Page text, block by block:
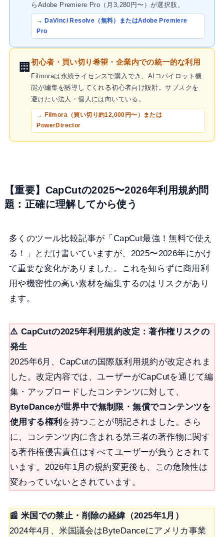
らAdobe Premiere Pro（月3,280円〜）が選択肢。
→ DaVinci Resolve（無料）またはAdobe Premiere
Pro
🏢初心者・買い切り希望・企業内での統一的な利用
Filmoraは永続ライセンスで購入でき、AIコパイロット機
能が編集を誘導してくれる初心者向け設計。サブスクを
避けたい法人・個人には向いている。
→ Filmora（買い切り約12,000円〜）または
PowerDirector
【重要】CapCutの2025〜2026年利用規約問
題：正確に理解してから使う
多くのツール比較記事が「CapCut最強！無料で使え
る！」とだけ書いていますが、2025〜2026年にかけ
て重要な変化がありました。これを知らずに商用利
用や機密性の高い素材を編集するのはリスクがあり
ます。
⚠️ CapCutの2025年利用規約改定：著作権リスクの
発生
2025年6月、CapCutの国際版利用規約が改定されま
した。改定内容では、ユーザーがCapCutを通じて編
集・アップロードしたコンテンツに対して、
ByteDanceが世界中で無制限・無償でコンテンツを
使用する権利 を持つことが明記されました。さら
に、コンテンツ内に含まれる第三者の著作物に関す
る著作権侵害責任はすべてユーザーが負うとされて
います。2026年1月の規約変更後も、この危険性は
変わっていないとされています。
📰 米国での禁止・削除の経緯（2025年1月）
2024年4月、米国議会はByteDanceにアメリカ事業